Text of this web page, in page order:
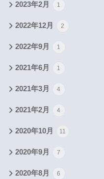
2023年2月 1
2022年12月 2
2022年9月 1
2021年6月 1
2021年3月 4
2021年2月 4
2020年10月 11
2020年9月 7
2020年8月 6